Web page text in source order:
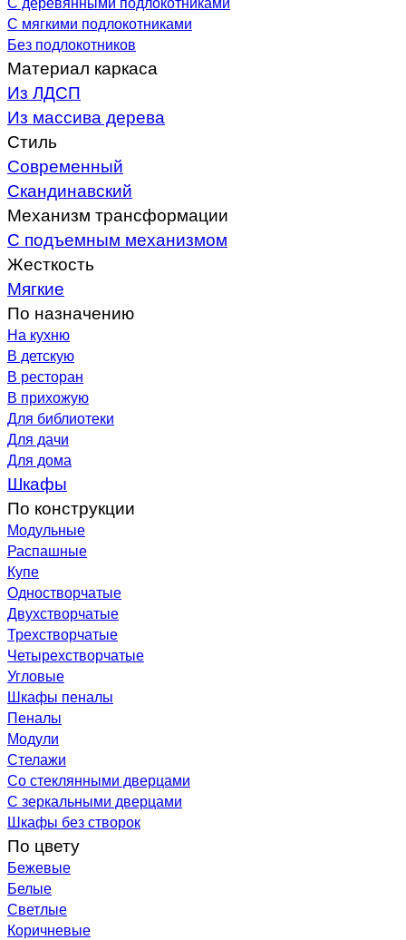
С мягкими подлокотниками
Без подлокотников
Материал каркаса
Из ЛДСП
Из массива дерева
Стиль
Современный
Скандинавский
Механизм трансформации
С подъемным механизмом
Жесткость
Мягкие
По назначению
На кухню
В детскую
В ресторан
В прихожую
Для библиотеки
Для дачи
Для дома
Шкафы
По конструкции
Модульные
Распашные
Купе
Одностворчатые
Двухстворчатые
Трехстворчатые
Четырехстворчатые
Угловые
Шкафы пеналы
Пеналы
Модули
Стелажи
Со стеклянными дверцами
С зеркальными дверцами
Шкафы без створок
По цвету
Бежевые
Белые
Светлые
Коричневые